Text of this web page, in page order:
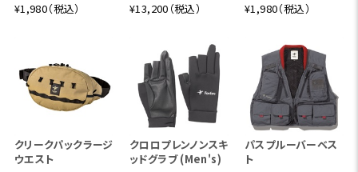
¥1,980（税込）
¥13,200（税込）
¥1,980（税込）
クリークパックラージ
ウエスト
クロロプレンノンスキ
ッドグラブ (Men's)
パスプルーバーベス
ト